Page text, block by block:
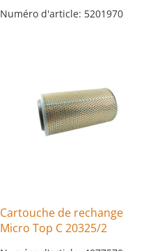
Numéro d'article: 5201970
Cartouche de rechange
Micro Top C 20325/2